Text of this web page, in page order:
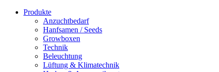
Produkte
Anzuchtbedarf
Hanfsamen / Seeds
Growboxen
Technik
Beleuchtung
Lüftung & Klimatechnik